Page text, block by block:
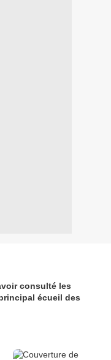
consulté les
écueil des